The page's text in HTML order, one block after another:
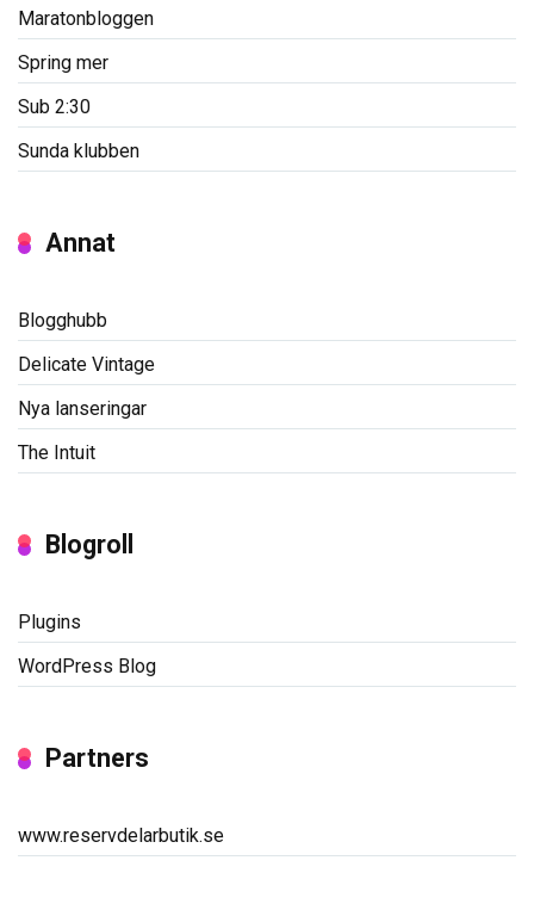
Maratonbloggen
Spring mer
Sub 2:30
Sunda klubben
Annat
Blogghubb
Delicate Vintage
Nya lanseringar
The Intuit
Blogroll
Plugins
WordPress Blog
Partners
www.reservdelarbutik.se